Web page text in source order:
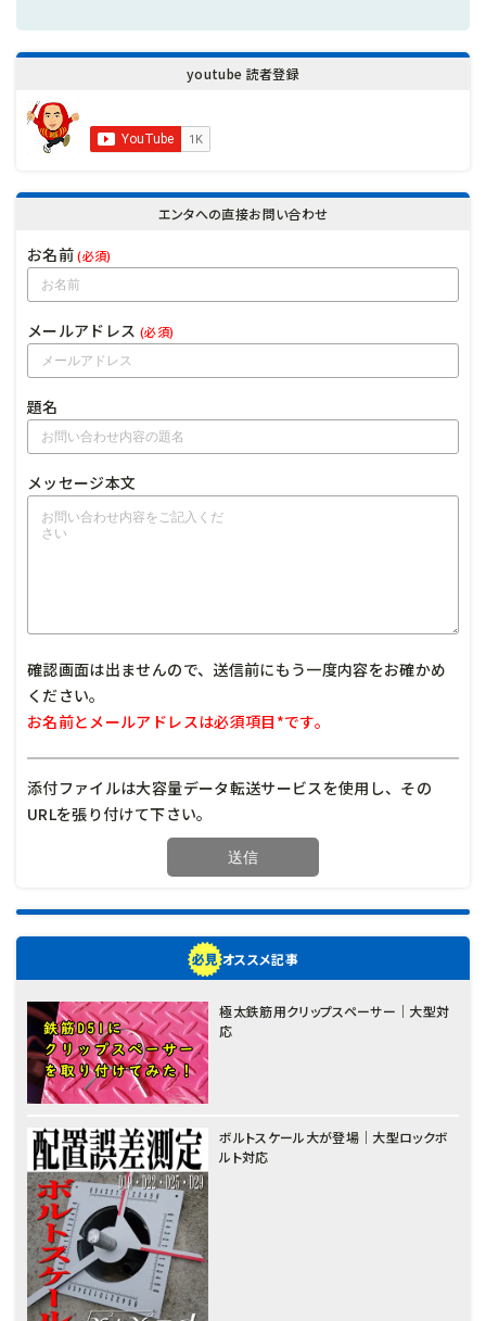
youtube 読者登録
エンタへの直接お問い合わせ
お名前(必須)
メールアドレス (必須)
題名
メッセージ本文
確認画面は出ませんので、送信前にもう一度内容をお確かめ
ください。
お名前とメールアドレスは必須項目*です。
添付ファイルは大容量データ転送サービスを使用し、その
URLを張り付けて下さい。
オススメ記事
極太鉄筋用クリップスペーサー｜大型対
応
ボルトスケール大が登場｜大型ロックボ
ルト対応